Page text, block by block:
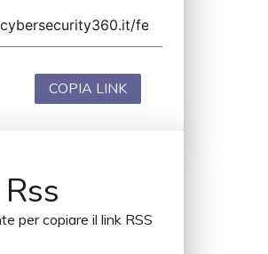
COPIA LINK
per copiare il link RSS